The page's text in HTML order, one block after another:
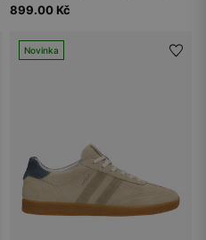
899.00 Kč
Novinka